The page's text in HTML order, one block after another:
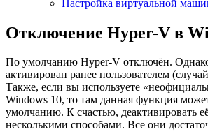
Настройка виртуальной
Отключение Hyper-V в
По умолчанию Hyper-V отключён.
активирован ранее пользователем
Также, если вы используете
Windows 10, то там данная функция
умолчанию. К счастью, деактивировать
несколькими способами. Все они